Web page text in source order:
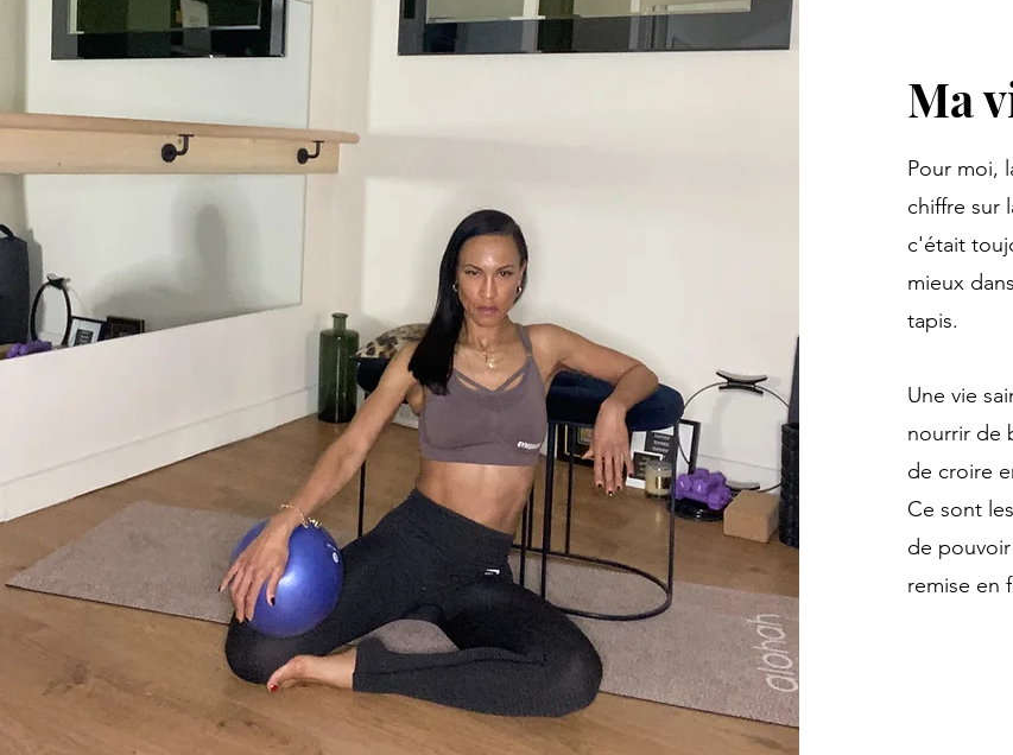
Ma
Pour moi,
chiffre sur
c'était
mieux
tapis.
Une vie
nourrir de
de croire
Ce sont
de
remise en